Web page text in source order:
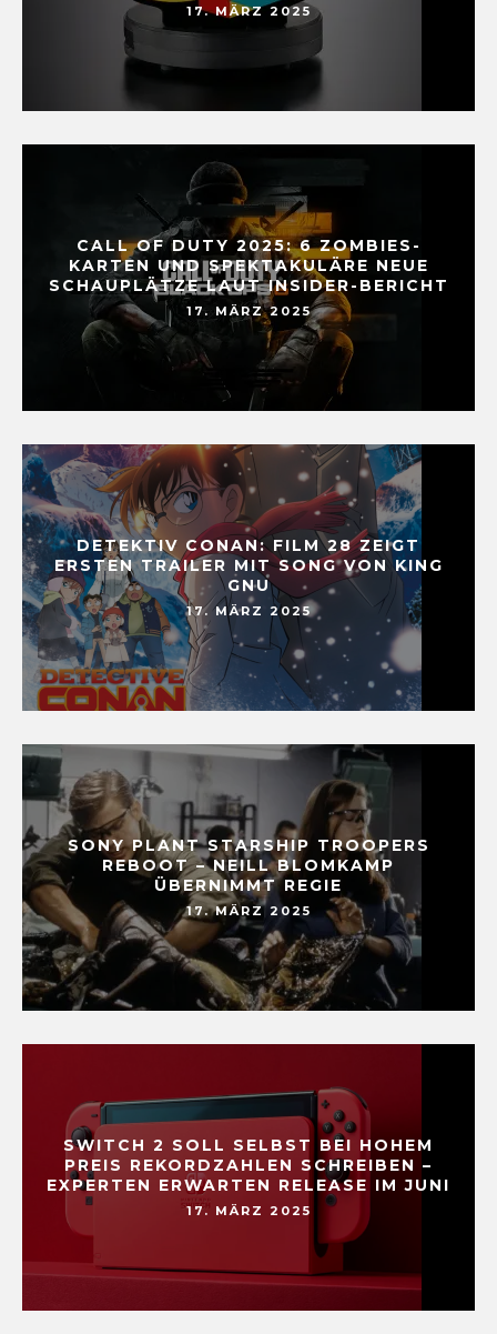
17. MÄRZ 2025
CALL OF DUTY 2025: 6 ZOMBIES-
KARTEN UND SPEKTAKULÄRE NEUE
SCHAUPLÄTZE LAUT INSIDER-BERICHT
17. MÄRZ 2025
DETEKTIV CONAN: FILM 28 ZEIGT
ERSTEN TRAILER MIT SONG VON KING
GNU
17. MÄRZ 2025
SONY PLANT STARSHIP TROOPERS
REBOOT – NEILL BLOMKAMP
ÜBERNIMMT REGIE
17. MÄRZ 2025
SWITCH 2 SOLL SELBST BEI HOHEM
PREIS REKORDZAHLEN SCHREIBEN –
EXPERTEN ERWARTEN RELEASE IM JUNI
17. MÄRZ 2025